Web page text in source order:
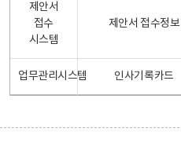
제안서
접수
시스템
제안서 접수정보
업무관리시스템 인사기록카드